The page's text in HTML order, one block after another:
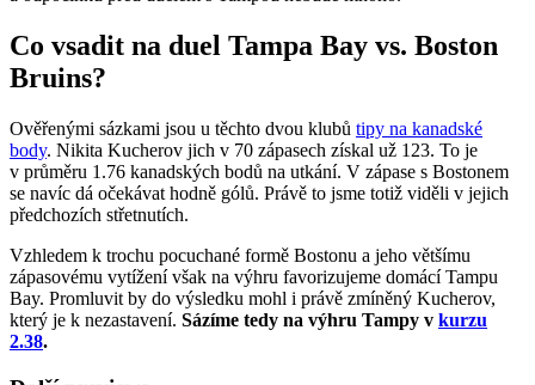
Co vsadit na duel Tampa Bay vs. Boston
Bruins?
Ověřenými sázkami jsou u těchto dvou klubů tipy na kanadské
body. Nikita Kucherov jich v 70 zápasech získal už 123. To je
v průměru 1.76 kanadských bodů na utkání. V zápase s Bostonem
se navíc dá očekávat hodně gólů. Právě to jsme totiž viděli v jejich
předchozích střetnutích.
Vzhledem k trochu pocuchané formě Bostonu a jeho většímu
zápasovému vytížení však na výhru favorizujeme domácí Tampu
Bay. Promluvit by do výsledku mohl i právě zmíněný Kucherov,
který je k nezastavení. Sázíme tedy na výhru Tampy v kurzu
2.38.